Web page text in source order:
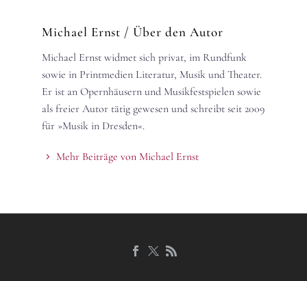
Michael Ernst / Über den Autor
Michael Ernst widmet sich privat, im Rundfunk
sowie in Printmedien Literatur, Musik und Theater.
Er ist an Opernhäusern und Musikfestspielen sowie
als freier Autor tätig gewesen und schreibt seit 2009
für »Musik in Dresden«.
Mehr Beiträge von Michael Ernst